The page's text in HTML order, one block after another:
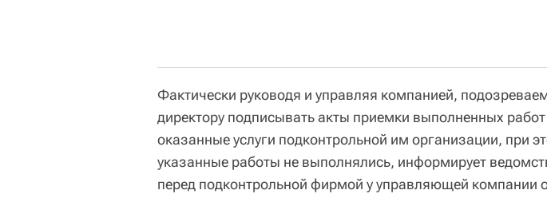
Фактически руководя и управляя компанией,
директору подписывать акты приемки выполненных
оказанные услуги подконтрольной им организации, при
указанные работы не выполнялись, информирует
перед подконтрольной фирмой у управляющей компании